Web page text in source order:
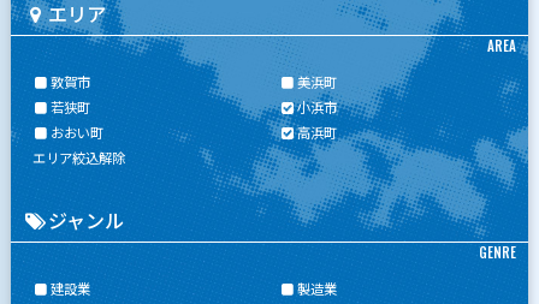
エリア
AREA
敦賀市
美浜町
若狭町
小浜市
おおい町
高浜町
エリア絞込解除
ジャンル
GENRE
建設業
製造業